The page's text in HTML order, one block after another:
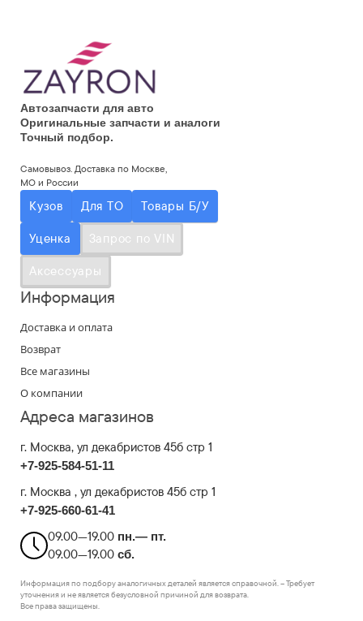
Автозапчасти для авто
Оригинальные запчасти и аналоги
Точный подбор.
Самовывоз. Доставка по Москве,
МО и России
Кузов Для ТО Товары Б/У
Уценка Запрос по VIN
Аксессуары
Информация
Доставка и оплата
Возврат
Все магазины
О компании
Адреса магазинов
г. Москва, ул декабристов 45б стр 1
+7-925-584-51-11
г. Москва , ул декабристов 45б стр 1
+7-925-660-61-41
09.00—19.00 пн.— пт.
09.00—19.00 сб.
Информация по подбору аналогичных деталей является справочной. – Требует
уточнения и не является безусловной причиной для возврата.
Все права защищены.